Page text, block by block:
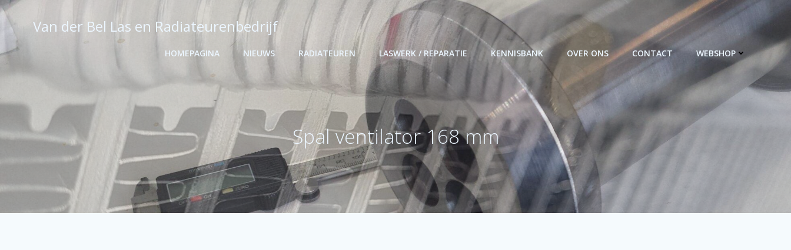
Ga
naar
inhoud
Van der Bel Las en Radiateurenbedrijf
HOMEPAGINA NIEUWS RADIATEUREN LASWERK / REPARATIE KENNISBANK OVER ONS CONTACT WEBSHOP
Spal ventilator 168 mm